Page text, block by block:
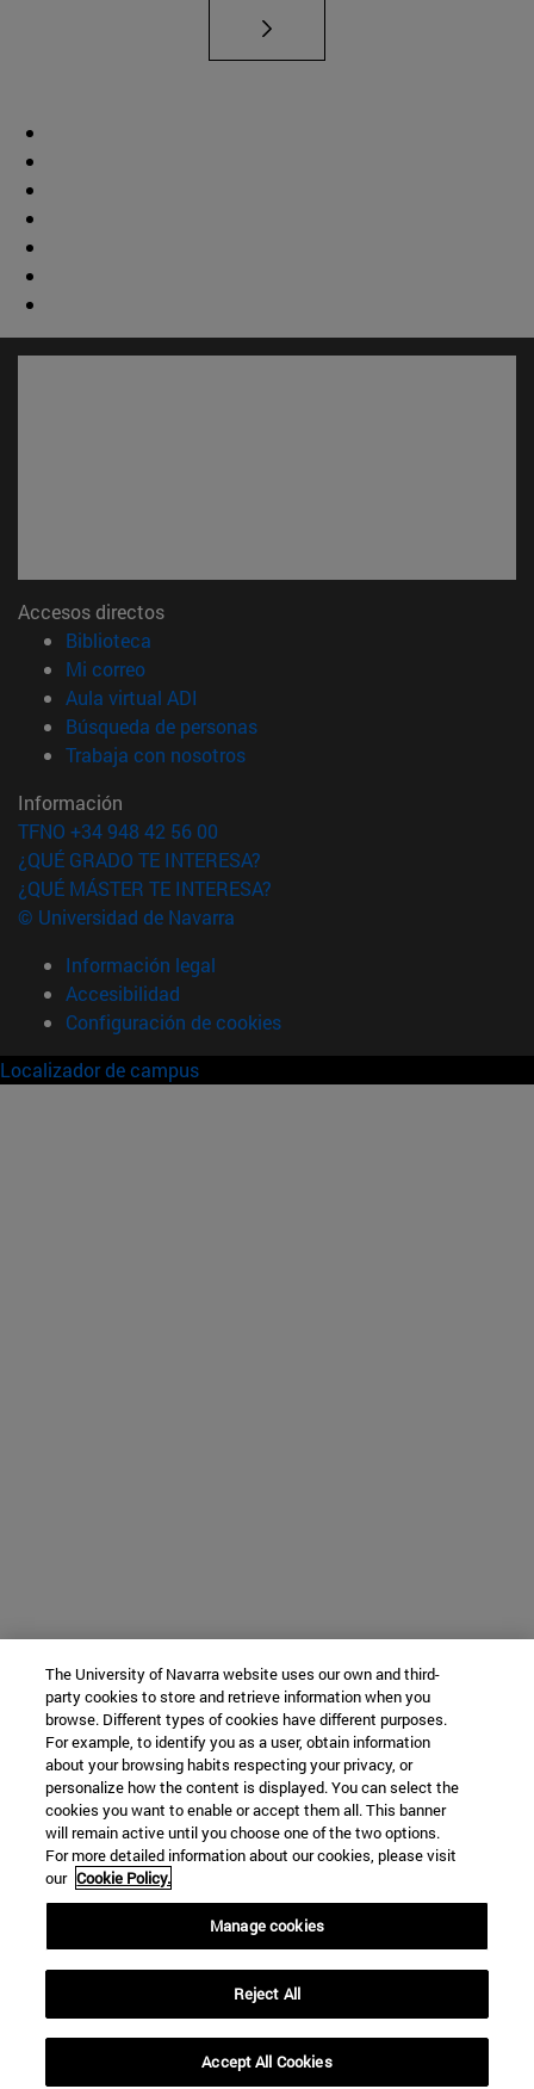
Accesos directos
Biblioteca
Mi correo(abre en nueva ventana)
Aula virtual ADI
Búsqueda de personas(abre en nueva ventana)
Trabaja con nosotros(abre en nueva ventana)
Información
TFNO +34 948 42 56 00
¿QUÉ GRADO TE INTERESA?
¿QUÉ MÁSTER TE INTERESA?
© Universidad de Navarra
Información legal
Accesibilidad
Configuración de cookies
Localizador de campus
The University of Navarra website uses our own and third-
party cookies to store and retrieve information when you
browse. Different types of cookies have different purposes.
For example, to identify you as a user, obtain information
about your browsing habits respecting your privacy, or
personalize how the content is displayed. You can select the
cookies you want to enable or accept them all. This banner
will remain active until you choose one of the two options.
For more detailed information about our cookies, please visit
our Cookie Policy.
Manage cookies
Reject All
Accept All Cookies